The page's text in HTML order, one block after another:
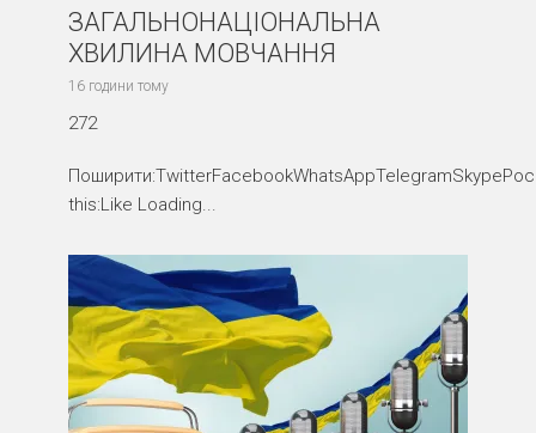
ЗАГАЛЬНОНАЦІОНАЛЬНА
ХВИЛИНА МОВЧАННЯ
16 години тому
272
this:Like Loading...